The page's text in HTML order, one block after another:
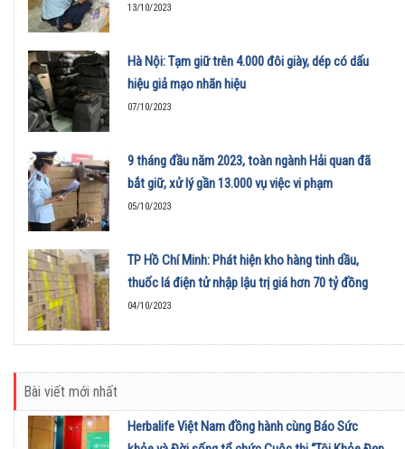
13/10/2023
Hà Nội: Tạm giữ trên 4.000 đôi giày, dép có dấu
hiệu giả mạo nhãn hiệu
07/10/2023
9 tháng đầu năm 2023, toàn ngành Hải quan đã
bắt giữ, xử lý gần 13.000 vụ việc vi phạm
05/10/2023
TP Hồ Chí Minh: Phát hiện kho hàng tinh dầu,
thuốc lá điện tử nhập lậu trị giá hơn 70 tỷ đồng
04/10/2023
Bài viết mới nhất
Herbalife Việt Nam đồng hành cùng Báo Sức